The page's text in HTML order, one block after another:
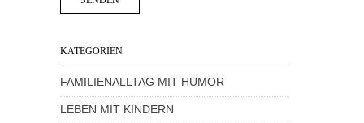
KATEGORIEN
FAMILIENALLTAG MIT HUMOR
LEBEN MIT KINDERN